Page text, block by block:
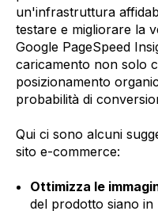
un'infrastruttura
testare e migliorare la
Google PageSpeed
caricamento non solo
posizionamento
probabilità di
Qui ci sono alcuni
sito e-commerce:
Ottimizza le
del prodotto siano